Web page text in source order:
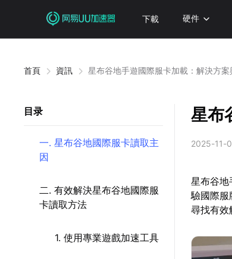
下載 硬件
首頁 資訊 星布谷地手遊國際服卡加載：解決方案
目录
一. 星布谷地國際服卡讀取主
因
二. 有效解決星布谷地國際服
卡讀取方法
1. 使用專業遊戲加速工具
星布
2025-11-
星布谷地
驗國際服
尋找有效